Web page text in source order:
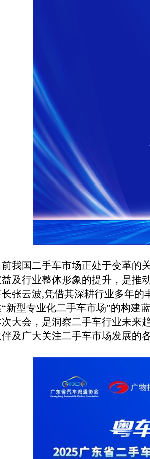
我国二手车市场正处于变革的
及行业整体形象的提升，是推
张云波,凭借其深耕行业多年的
新型专业化二手车市场”的构建
会，是洞察二手车行业未来
及广大关注二手车市场发展的